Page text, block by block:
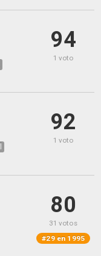
94
1 voto
92
1 voto
80
31 votos
#29 en 1995